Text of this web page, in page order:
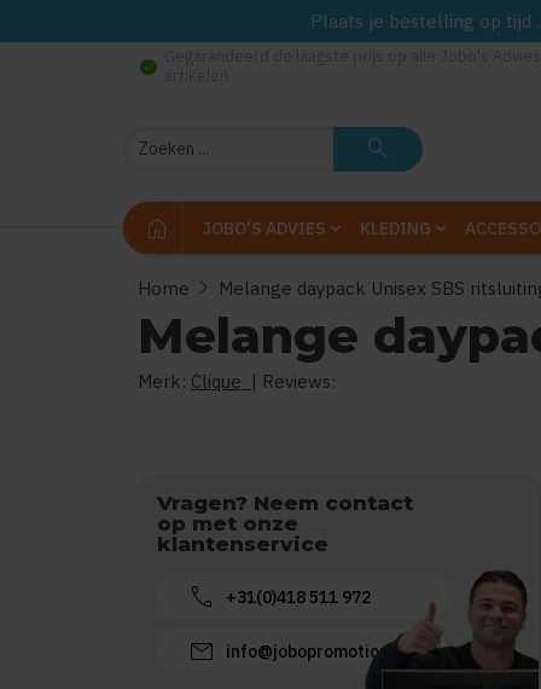
Plaats je bestelling op
check_circle
Zoeken search
home JOBO'S ADVIES KLEDING
Home chevron_right Melange daypack Unisex SBS
Melange
Merk: Clique | Reviews:
Vragen? Neem contact
op met onze
klantenservice
call +31(0)418 511 972
mail info@jobopromotions.nl